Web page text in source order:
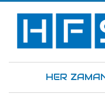
HER